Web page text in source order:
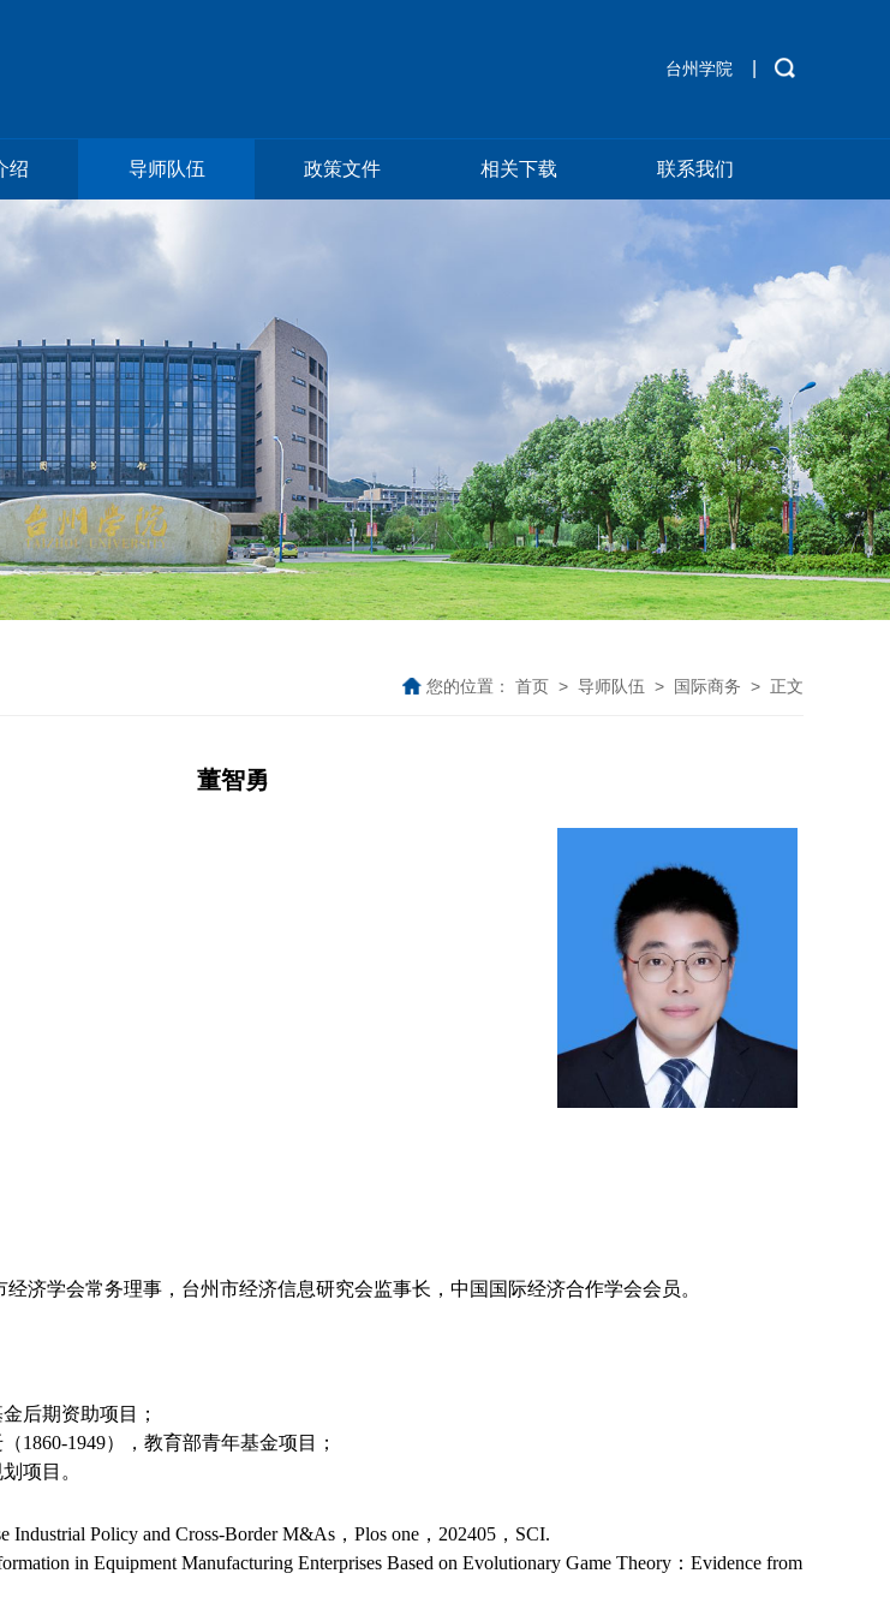
台州学院
绍 导师队伍 政策文件 相关下载 联系我们
您的位置： 首页 > 导师队伍 > 国际商务 > 正文
董智勇
济学会常务理事，台州市经济信息研究会监事长，中国国际经济合作学会会员。
后期资助项目；
1860-1949），教育部青年基金项目；
项目。
Industrial Policy and Cross-Border M&As，Plos one，202405，SCI.
in Equipment Manufacturing Enterprises Based on Evolutionary Game Theory：Evidence from